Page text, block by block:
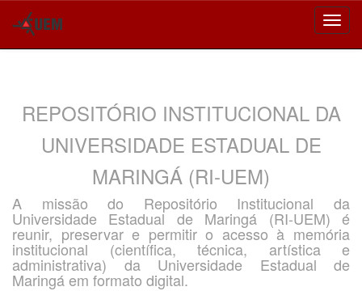
REPOSITÓRIO INSTITUCIONAL DA
UNIVERSIDADE ESTADUAL DE
MARINGÁ (RI-UEM)
A missão do Repositório Institucional da
Universidade Estadual de Maringá (RI-UEM) é
reunir, preservar e permitir o acesso à memória
institucional (científica, técnica, artística e
administrativa) da Universidade Estadual de
Maringá em formato digital.